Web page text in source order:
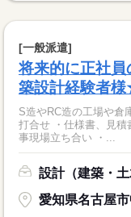
[一般派遣]
将来的に正社
築設計経験者
S造やRC造の工場や倉庫の設
打合せ ・仕様書、見
事現場立ち合い ・...
設計（建築・土
愛知県名古屋市